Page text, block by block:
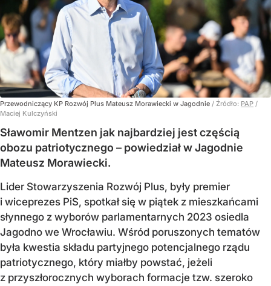
Przewodniczący KP Rozwój Plus Mateusz Morawiecki w Jagodnie / Źródło: PAP /
Maciej Kulczyński
Sławomir Mentzen jak najbardziej jest częścią
obozu patriotycznego – powiedział w Jagodnie
Mateusz Morawiecki.
Lider Stowarzyszenia Rozwój Plus, były premier
i wiceprezes PiS, spotkał się w piątek z mieszkańcami
słynnego z wyborów parlamentarnych 2023 osiedla
Jagodno we Wrocławiu. Wśród poruszonych tematów
była kwestia składu partyjnego potencjalnego rządu
patriotycznego, który miałby powstać, jeżeli
z przyszłorocznych wyborach formacje tzw. szeroko